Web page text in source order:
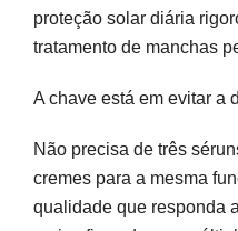
proteção solar diária
tratamento de manchas
A chave está em evitar a
Não precisa de três
cremes para a mesma
qualidade que responda